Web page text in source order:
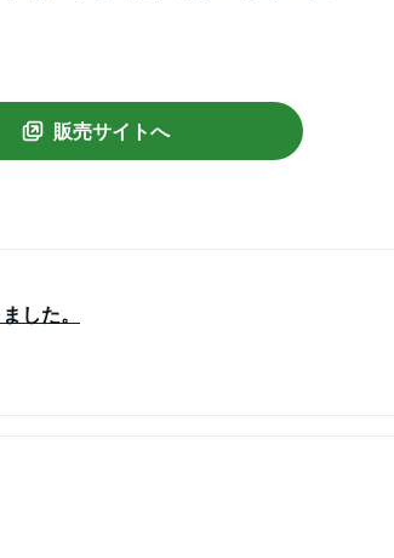
販売サイトへ
した。